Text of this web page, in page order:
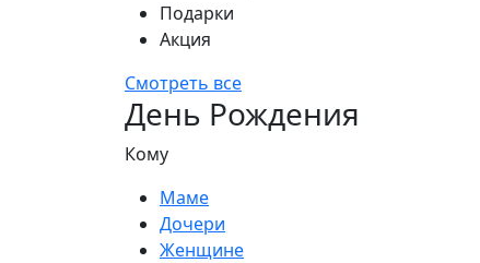
Подарки
Акция
Смотреть все
День Рождения
Кому
Маме
Дочери
Женщине